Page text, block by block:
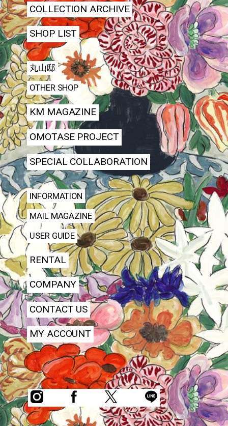
COLLECTION ARCHIVE
SHOP LIST
丸山邸
OTHER SHOP
KM MAGAZINE
OMOTASE PROJECT
SPECIAL COLLABORATION
INFORMATION
MAIL MAGAZINE
USER GUIDE
RENTAL
COMPANY
CONTACT US
MY ACCOUNT